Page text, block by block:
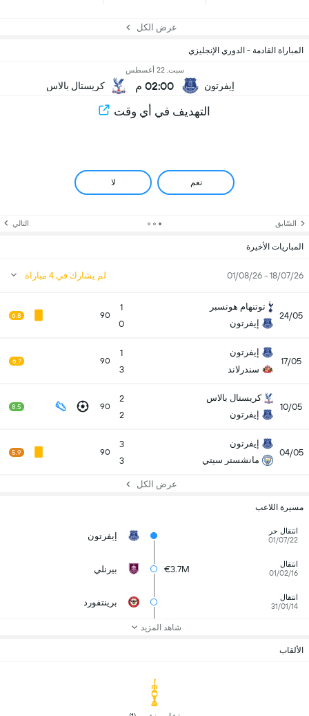
عرض الكل
المباراة القادمة - الدوري الإنجليزي
إيفرتون
سبت, 22 أغسطس
02:00 م كريستال بالاس
التهديف في أي وقت
نعم لا
السّابق التالي
المباريات الأخيرة
18/07/26 - 01/08/26 لم يشارك في 4 مباراة
24/05
توتنهام هوتسبر
إيفرتون
1
0
90
6.8
17/05
إيفرتون
سندرلاند
1
3
90
6.7
10/05
كريستال بالاس
إيفرتون
2
2
90
8.5
04/05
إيفرتون
مانشستر سيتي
3
3
90
5.9
عرض الكل
مسيرة اللاعب
انتقال حر
01/07/22
إيفرتون
انتقال
01/02/16
€3.7M بيرنلي
انتقال
31/01/14
برينتفورد
شاهد المزيد
الألقاب